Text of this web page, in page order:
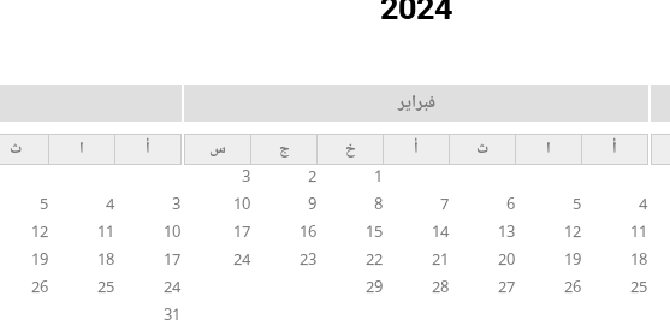
فبراير
أ ا ث أ خ ج
س
1
2
3
4
5
6
7
8
9
10
11
12
13
14
15
16
17
18
19
20
21
22
23
24
25
26
27
28
29
أ ا ث
3
4
5
10
11
12
17
18
19
24
25
26
31